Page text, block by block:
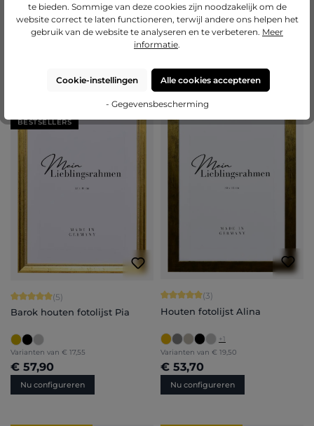
Varianten van € 18,00 € 16,70
€ 45,80
BESTSELLERS
Gemiddelde waardering van 5 van 5 sterren
(5)
Barok houten fotolijst Pia
Varianten van € 17,55
€ 57,90
Nu configureren
> 500 AVAILABLE
Gemiddelde waardering van 5 van 5
(3)
Houten fotolijst Alina
+1
Varianten van € 19,50
€ 53,70
Nu configureren
te bieden. Sommige van deze cookies zijn noodzakelijk om de
website correct te laten functioneren, terwijl andere ons helpen het
gebruik van de website te analyseren en te verbeteren. Meer
informatie.
Cookie-instellingen Alle cookies accepteren
- Gegevensbescherming